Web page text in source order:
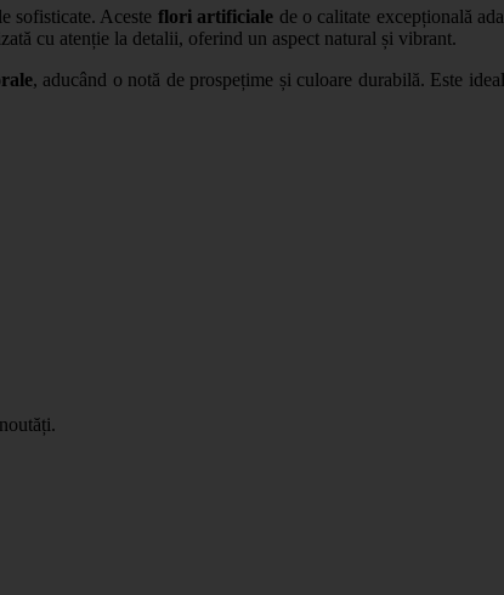
sofisticate. Aceste flori artificiale de o calitate excepțională
cu atenție la detalii, oferind un aspect natural și vibrant.
, aducând o notă de prospețime și culoare durabilă. Este